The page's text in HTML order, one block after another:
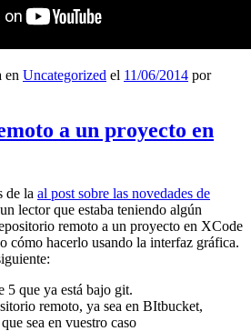
en Uncategorized el 11/06/2014 por
a un proyecto en
de la al post sobre las novedades de
lector que estaba teniendo algún
remoto a un proyecto en XCode
cómo hacerlo usando la interfaz gráfica.
que ya está bajo git.
remoto, ya sea en BItbucket,
sea en vuestro caso